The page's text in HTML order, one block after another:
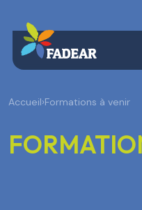
Accueil›Formations à venir